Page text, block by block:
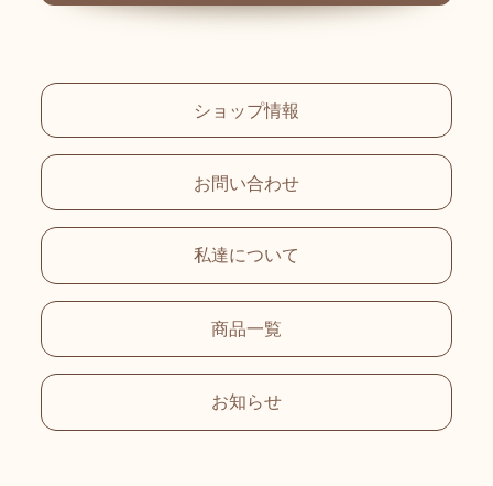
ショップ情報
お問い合わせ
私達について
商品一覧
お知らせ